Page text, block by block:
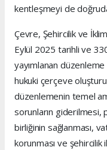
kentleşmeyi de
Çevre, Şehircilik ve
Eylül 2025 tarihli ve
yayımlanan
hukuki çerçeve
düzenlemenin temel
sorunların giderilmesi,
birliğinin sağlanması,
korunması ve